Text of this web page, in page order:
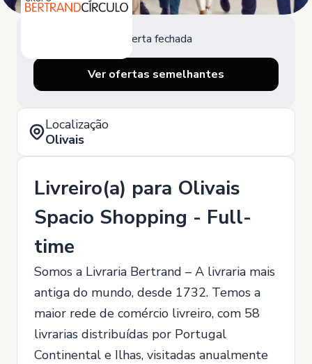
Oferta fechada
Ver ofertas semelhantes
Localização
Olivais
Livreiro(a) para Olivais
Spacio Shopping - Full-
time
Somos a Livraria Bertrand – A livraria mais
antiga do mundo, desde 1732. Temos a
maior rede de comércio livreiro, com 58
livrarias distribuídas por Portugal
Continental e Ilhas, visitadas anualmente